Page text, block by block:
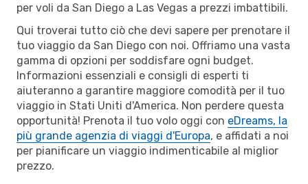
per voli da San Diego a Las Vegas a prezzi imbattibili.
Qui troverai tutto ciò che devi sapere per prenotare il
tuo viaggio da San Diego con noi. Offriamo una vasta
gamma di opzioni per soddisfare ogni budget.
Informazioni essenziali e consigli di esperti ti
aiuteranno a garantire maggiore comodità per il tuo
viaggio in Stati Uniti d'America. Non perdere questa
opportunità! Prenota il tuo volo oggi con eDreams, la
più grande agenzia di viaggi d'Europa, e affidati a noi
per pianificare un viaggio indimenticabile al miglior
prezzo.